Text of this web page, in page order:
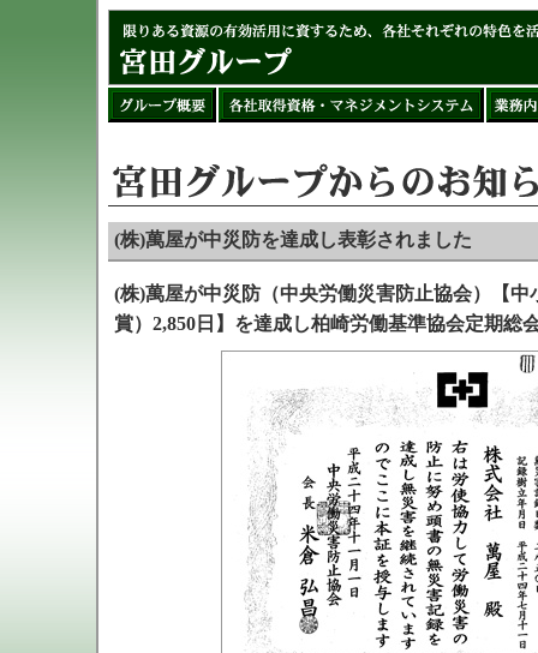
(株)萬屋が中災防を達成し表彰されました
(株)萬屋が中災防（中央労働災害防止協会）【
賞）2,850日】を達成し柏崎労働基準協会定期総